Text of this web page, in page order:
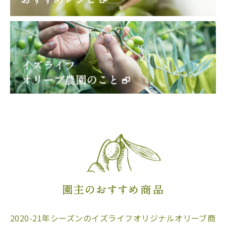
2020-21年シーズンのイズライフオリジナルオリーブ商